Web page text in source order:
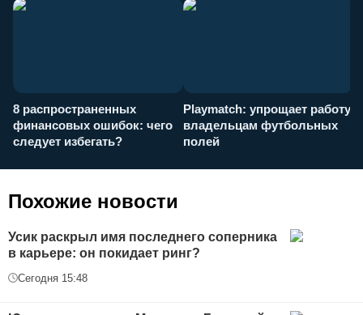
8 распространенных
финансовых ошибок: чего
следует избегать?
Playmatch: упрощает работу
владельцам футбольных
полей
Похожие новости
Усик раскрыл имя последнего соперника
в карьере: он покидает ринг?
Сегодня 15:48